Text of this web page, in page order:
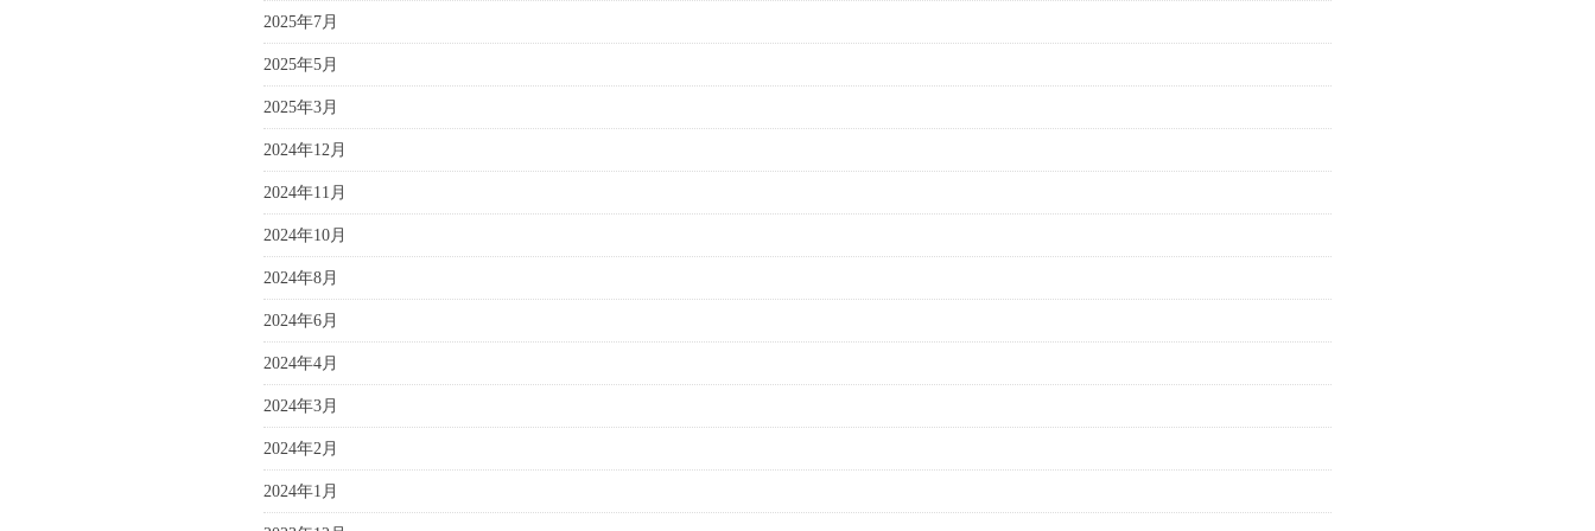
2025年7月
2025年5月
2025年3月
2024年12月
2024年11月
2024年10月
2024年8月
2024年6月
2024年4月
2024年3月
2024年2月
2024年1月